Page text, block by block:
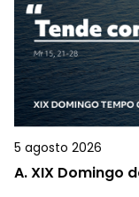
5 agosto 2026
A.XIX Domingo